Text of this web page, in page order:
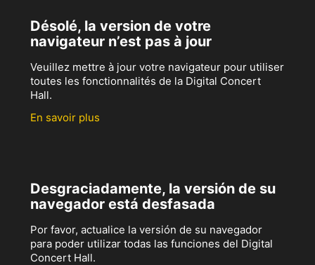
Désolé, la version de votre
navigateur n’est pas à jour
Veuillez mettre à jour votre navigateur pour utiliser
toutes les fonctionnalités de la Digital Concert
Hall.
En savoir plus
Desgraciadamente, la versión de su
navegador está desfasada
Por favor, actualice la versión de su navegador
para poder utilizar todas las funciones del Digital
Concert Hall.